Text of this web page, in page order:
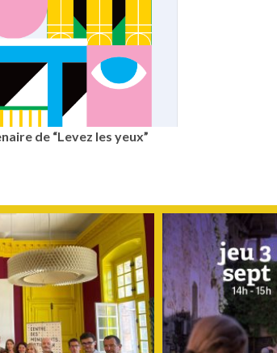
de “Levez les yeux”